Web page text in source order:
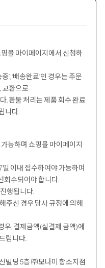
몰 마이페이지에서 신청하
’, ‘배송완료’인 경우는 주문
교환으로
. 환불 처리는 제품 회수 완료
니다.
능하며 쇼핑몰 마이페이지
이내 접수하여야 가능하며
회수되어야 합니다.
행됩니다.
주신 경우 당사 규정에 의해
우, 결제금액(실결제 금액)에
립니다.
빌딩 5층 ㈜모나미 항소지점